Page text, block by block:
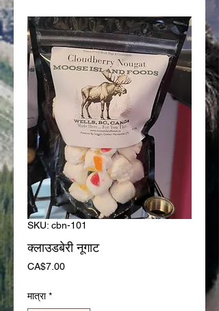
SKU: cbn-101
क्लाउडबेरी नूगाट
CA$7.00मूल्य
मात्रा *